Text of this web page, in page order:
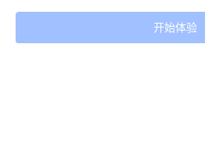
开始体验